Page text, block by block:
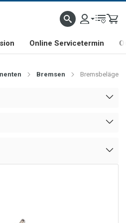
FIRMA SHOP & SHOWROOM IN
Online Servicetermin
Bremsen Bremsbeläge